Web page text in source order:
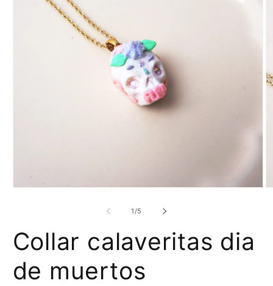
1/of
5
Collar calaveritas dia
de muertos